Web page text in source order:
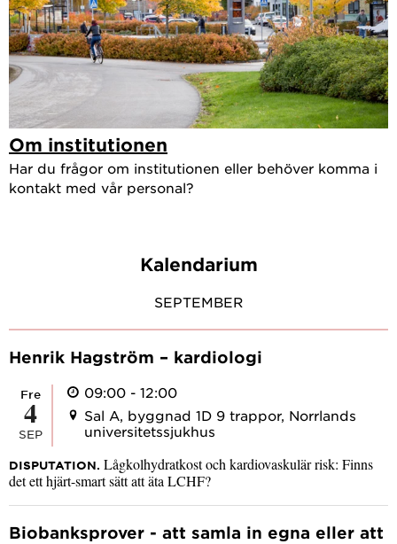
Om institutionen
Har du frågor om institutionen eller behöver komma i
kontakt med vår personal?
Kalendarium
SEPTEMBER
Henrik Hagström – kardiologi
fre
4
SEP
09:00 - 12:00
Sal A, byggnad 1D 9 trappor, Norrlands
universitetssjukhus
DISPUTATION. Lågkolhydratkost och kardiovaskulär risk: Finns
det ett hjärt-smart sätt att äta LCHF?
Biobanksprover - att samla in egna eller att